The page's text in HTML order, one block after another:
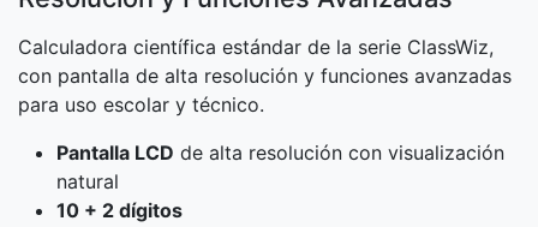
Calculadora científica estándar de la serie ClassWiz,
con pantalla de alta resolución y funciones avanzadas
para uso escolar y técnico.
Pantalla LCD de alta resolución con visualización
natural
10 + 2 dígitos